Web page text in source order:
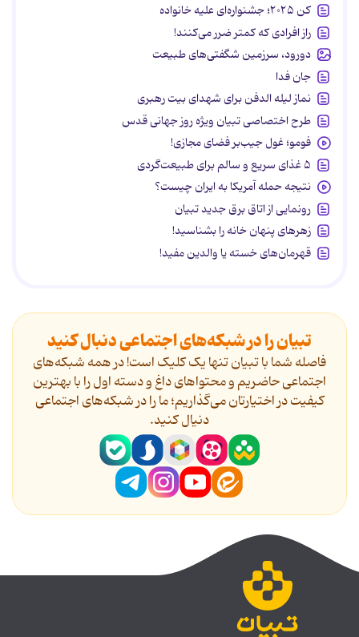
کن ۲۰۲۵؛ جشنواره‌ای علیه خانواده
راز افرادی که کمتر ضرر می‌کنند!
دورود، سرزمین شگفتی‌های طبیعت
جان فدا
نماز لیله الدفن برای شهدای بیت رهبری
طرح اختصاصی تبیان ویژه روز جهانی قدس
فومو؛ غول جیب‌بر فضای مجازی!
۵ غذای سریع و سالم برای طبیعت‌گردی
نتیجه حمله آمریکا به ایران چیست؟
رونمایی از اتاق برق جدید تبیان
زهرهای پنهان خانه را بشناسید!
قهرمان‌های خسته یا والدین مفید!
تبیان را در شبکه‌های اجتماعی دنبال کنید
فاصله شما با تبیان تنها یک کلیک است! در همه شبکه‌های
اجتماعی حاضریم و محتواهای داغ و دسته اول را با بهترین
کیفیت در اختیارتان می‌گذاریم؛ ما را در شبکه‌های اجتماعی
دنیال کنید.